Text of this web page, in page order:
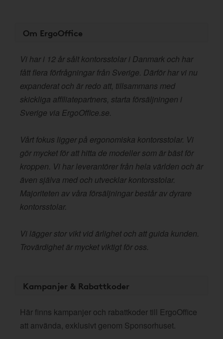
Om ErgoOffice
Vi har i 12 år sålt kontorsstolar i Danmark och har
fått flera förfrågningar från Sverige. Därför har vi nu
expanderat och är redo att, tillsammans med
skickliga affiliatepartners, starta försäljningen i
Sverige via ErgoOffice.se.
Vårt fokus ligger på ergonomiska kontorsstolar. Vi
gör mycket för att hitta de modeller som är bäst för
kroppen. Vi har leverantörer från hela världen och är
även själva med och utvecklar kontorsstolar.
Majoriteten av våra försäljningar består av dyrare
kontorsstolar.
Vi lägger stor vikt vid ärlighet och att guida kunden.
Trovärdighet är mycket viktigt för oss.
Kampanjer & Rabattkoder
Här finns kampanjer och rabattkoder till ErgoOffice
att använda, exklusivt genom Sponsorhuset.